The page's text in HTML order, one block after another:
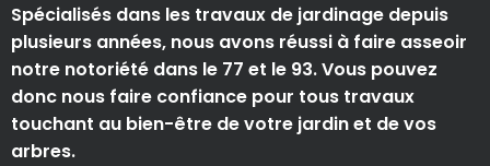
Spécialisés dans les travaux de jardinage depuis
plusieurs années, nous avons réussi à faire asseoir
notre notoriété dans le 77 et le 93. Vous pouvez
donc nous faire confiance pour tous travaux
touchant au bien-être de votre jardin et de vos
arbres.